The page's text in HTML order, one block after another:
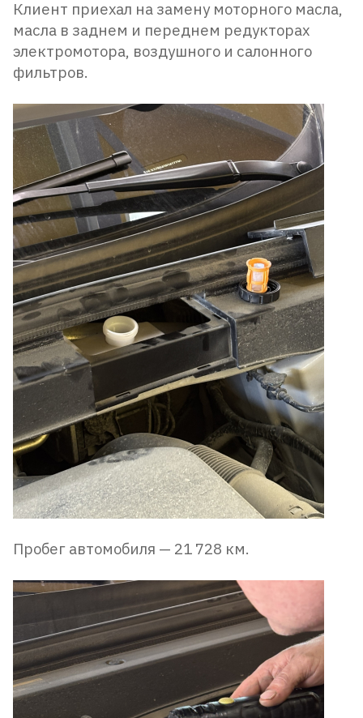
Клиент приехал на замену моторного масла,
масла в заднем и переднем редукторах
электромотора, воздушного и салонного
фильтров.
Пробег автомобиля — 21 728 км.